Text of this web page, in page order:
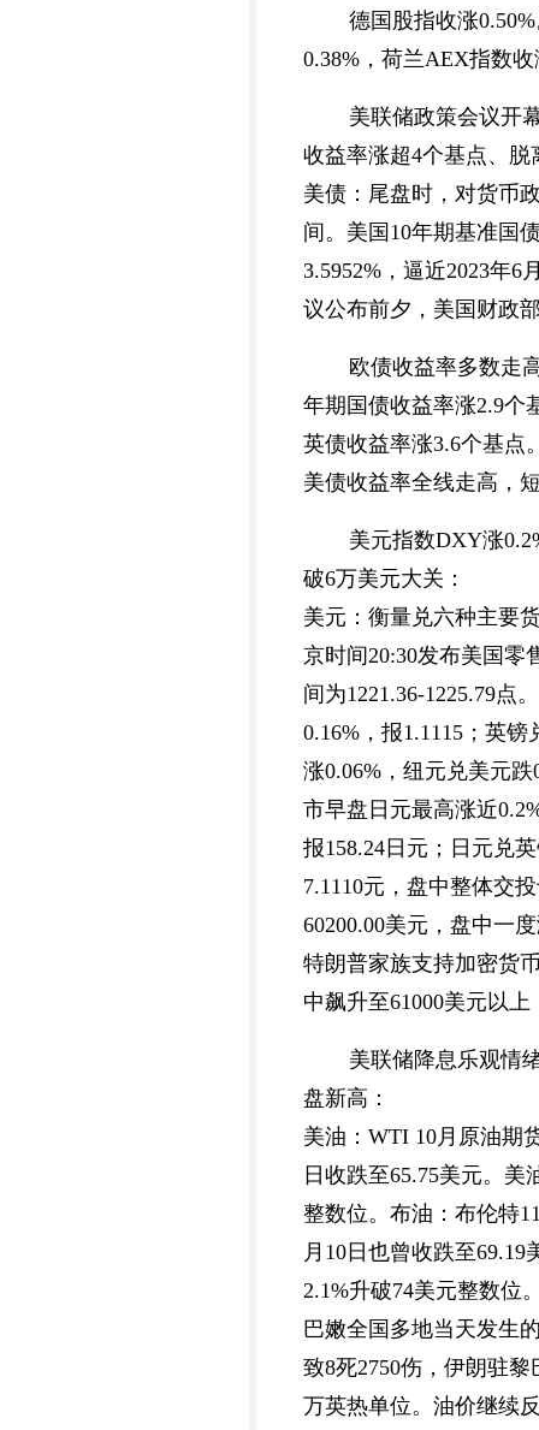
德国股指收涨
0.38%，荷兰AEX指数收
美联储政策会议开
收益率涨超4个基点、
美债：尾盘时，对货币
间。美国10年期基准国
3.5952%，逼近2023年6
议公布前夕，美国财政
欧债收益率多数走
年期国债收益率涨2.9个
英债收益率涨3.6个基点
美债收益率全线走高，
美元指数DXY涨
破6万美元大关：
美元：衡量兑六种主要
京时间20:30发布美国零
间为1221.36-1225.79
0.16%，报1.1115；英
涨0.06%，纽元兑美元
市早盘日元最高涨近
报158.24日元；日元兑
7.1110元，盘中整体交
60200.00美元，盘中一
特朗普家族支持加密货
中飙升至61000美元以
美联储降息乐观情
盘新高：
美油：WTI 10月原油期
日收跌至65.75美元。
整数位。布油：布伦特
月10日也曾收跌至
2.1%升破74美元整数位
巴嫩全国多地当天发生
致8死2750伤，伊朗驻
万英热单位。油价继续